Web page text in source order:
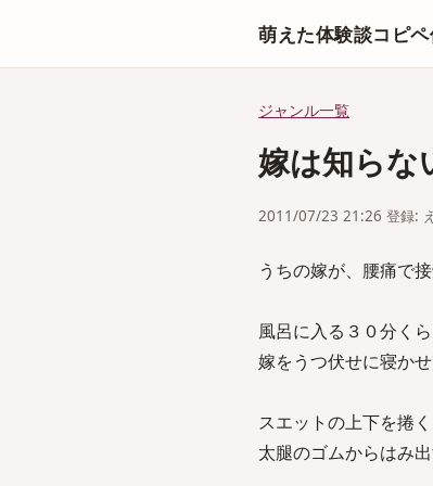
萌えた体験談コピ
ジャンル一覧
嫁は知らな
2011/07/23 21:26 登録:
うちの嫁が、腰痛で
風呂に入る３０分く
嫁をうつ伏せに寝かせ
スエットの上下を捲
太腿のゴムからはみ